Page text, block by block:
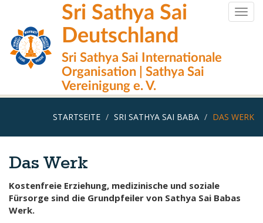
Inhalt
Sri Sathya Sai
Deutschland
Sri Sathya Sai Internationale
Organisation | Sathya Sai
Vereinigung e. V.
STARTSEITE SRI SATHYA SAI BABA DAS WERK
Das Werk
Kostenfreie Erziehung, medizinische und soziale
Fürsorge sind die Grundpfeiler von Sathya Sai Babas
Werk.